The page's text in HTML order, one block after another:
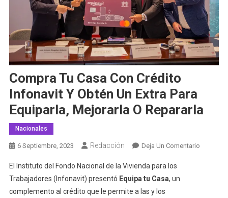
Compra Tu Casa Con Crédito
Infonavit Y Obtén Un Extra Para
Equiparla, Mejorarla O Repararla
Nacionales
6 Septiembre, 2023 Redacción Deja Un ComentarioEn
El Instituto del Fondo Nacional de la Vivienda para los
Trabajadores (Infonavit) presentó Equipa tu Casa, un
complemento al crédito que le permite a las y los